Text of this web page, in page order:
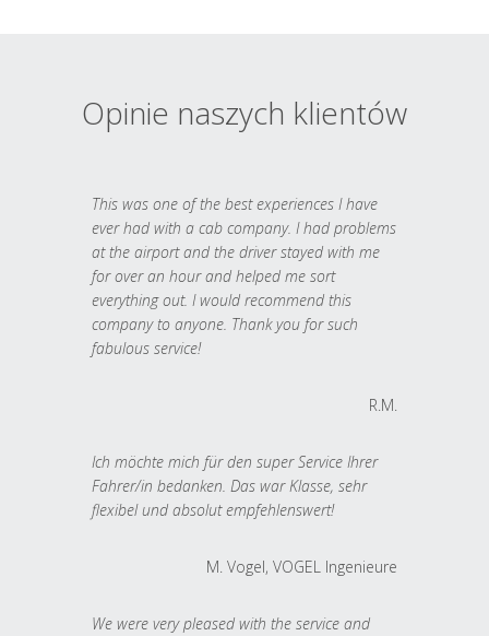
Opinie naszych klientów
This was one of the best experiences I have
ever had with a cab company. I had problems
at the airport and the driver stayed with me
for over an hour and helped me sort
everything out. I would recommend this
company to anyone. Thank you for such
fabulous service!
R.M.
Ich möchte mich für den super Service Ihrer
Fahrer/in bedanken. Das war Klasse, sehr
flexibel und absolut empfehlenswert!
M. Vogel, VOGEL Ingenieure
We were very pleased with the service and